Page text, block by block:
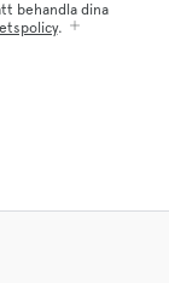
behandla dina
.